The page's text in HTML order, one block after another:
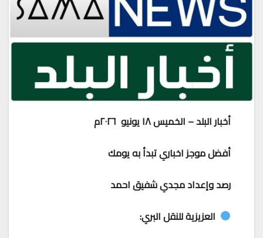
أخبار البلد – الخميس ١٨ يونيو ٢٠٢٦م
أفضل موجز اخباري تبدأ به يومك
رصد وإعداد مجدي شفيق احمد
العزيزية للنقل البري: